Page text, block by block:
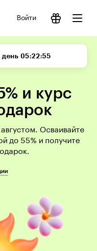
Войти
день 05:22:55
и курс
Осваивайте
до 55% и получите